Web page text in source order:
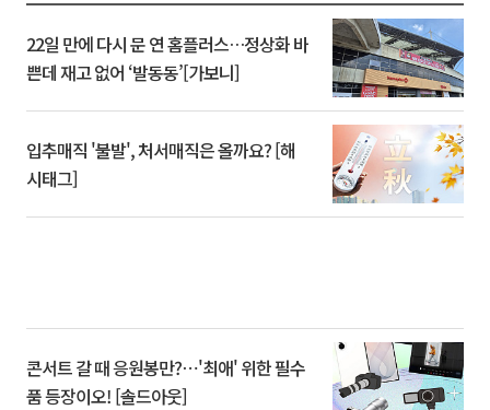
22일 만에 다시 문 연 홈플러스…정상화 바
쁜데 재고 없어 ‘발동동’[가보니]
입추매직 '불발', 처서매직은 올까요? [해
시태그]
콘서트 갈 때 응원봉만?⋯'최애' 위한 필수
품 등장이오! [솔드아웃]